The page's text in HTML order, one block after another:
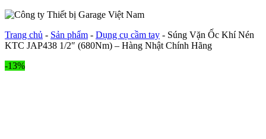
Trang chủ - Sản phẩm - Dụng cụ cầm tay - Súng Vặn Ốc Khí Nén
KTC JAP438 1/2″ (680Nm) – Hàng Nhật Chính Hãng
-13%